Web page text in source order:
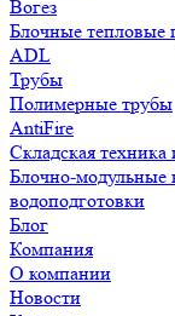
Вогез
Блочные тепловые
ADL
Трубы
Полимерные трубы
AntiFire
Складская
Блочно-модульные
водоподготовки
Блог
Компания
О компании
Новости